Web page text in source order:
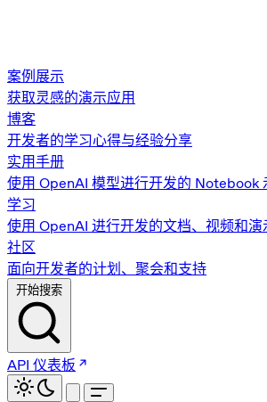
案例展示
获取灵感的演示应用
博客
开发者的学习心得与经验分享
实用手册
使用 OpenAI 模型进行开发的 Notebook
学习
使用 OpenAI 进行开发的文档、视频和演
社区
面向开发者的计划、聚会和支持
开始搜索
API 仪表板